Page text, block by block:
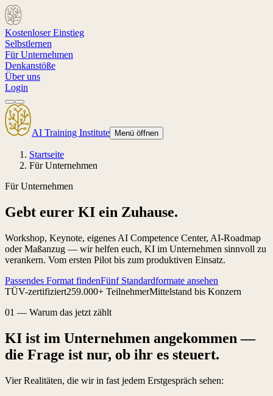
Kostenloser Einstieg
Selbstlernen
Für Unternehmen
Denkanstöße
Über uns
Login
AI Training Institute Menü öffnen
Startseite
Für Unternehmen
Für Unternehmen
Gebt eurer KI ein Zuhause.
Workshop, Keynote, eigenes AI Competence Center, AI-Roadmap
oder Maßanzug — wir helfen euch, KI im Unternehmen sinnvoll zu
verankern. Vom ersten Pilot bis zum produktiven Einsatz.
Passendes Format findenFünf Standardformate ansehen
TÜV-zertifiziert259.000+ TeilnehmerMittelstand bis Konzern
01 — Warum das jetzt zählt
KI ist im Unternehmen angekommen —
die Frage ist nur, ob ihr es steuert.
Vier Realitäten, die wir in fast jedem Erstgespräch sehen: